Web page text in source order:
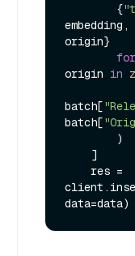
        {
embedding,
origin}
for
origin in
batch[
batch[